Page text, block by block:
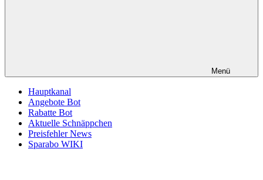
Menü
Hauptkanal
Angebote Bot
Rabatte Bot
Aktuelle Schnäppchen
Preisfehler News
Sparabo WIKI